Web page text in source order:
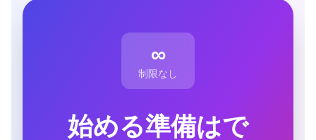
∞
制限なし
始める準備はで